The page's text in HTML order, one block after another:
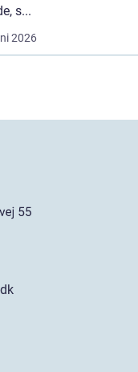
s...
2026